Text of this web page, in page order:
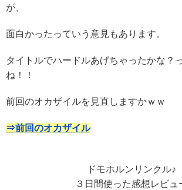
が、
面白かったっていう意見もあります。
タイトルでハードルあげちゃったかな？
ね！！
前回のオカザイルを見直しますかｗｗ
⇒前回のオカザイル
ドモホルンリンクル♪
３日間使った感想レビュ